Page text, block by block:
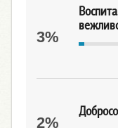
3%
2%